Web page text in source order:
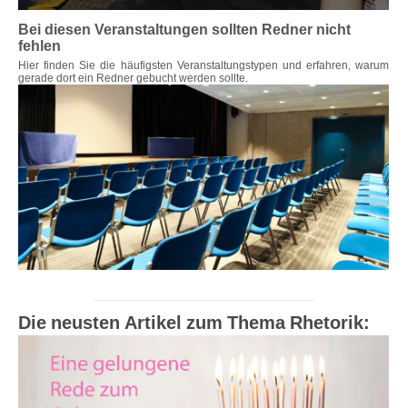
Bei diesen Veranstaltungen sollten Redner nicht
fehlen
Hier finden Sie die häufigsten Veranstaltungstypen und erfahren, warum
gerade dort ein Redner gebucht werden sollte.
Die neusten Artikel zum Thema Rhetorik: